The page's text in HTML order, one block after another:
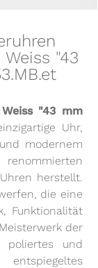
"43
"43 mm
Uhr,
modernem
herstellt.
die eine
Funktionalität
der
poliertes und